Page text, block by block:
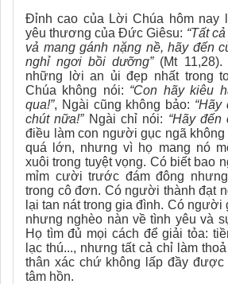
Đỉnh cao của Lời Chúa hôm nay
yêu thương của Đức Giêsu: “Tất
vả mang gánh nặng nề, hãy đến
nghỉ ngơi bồi dưỡng”(Mt 11,28).
những lời an ủi đẹp nhất trong
Chúa không nói: “Con hãy kiêu
qua!”, Ngài cũng không bảo: “Hãy
chút nữa!”Ngài chỉ nói: “Hãy đến
điều làm con người gục ngã
quá lớn, nhưng vì họ mang nó
xuôi trong tuyệt vọng. Có biết bao
mỉm cười trước đám đông
trong cô đơn. Có người thành đạt
lại tan nát trong gia đình. Có người
nhưng nghèo nàn về tình yêu và
Họ tìm đủ mọi cách để giải tỏa:
lạc thú..., nhưng tất cả chỉ làm
thân xác chứ không lấp đầy
tâm hồn.